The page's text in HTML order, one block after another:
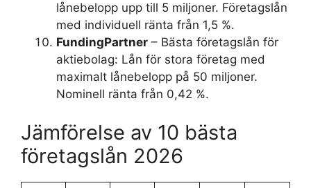
lånebelopp upp till 5 miljoner. Företagslån
med individuell ränta från 1,5 %.
FundingPartner – Bästa företagslån för
aktiebolag: Lån för stora företag med
maximalt lånebelopp på 50 miljoner.
Nominell ränta från 0,42 %.
Jämförelse av 10 bästa
företagslån 2026